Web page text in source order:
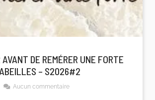
DE REMÉRER UNE FORTE
– S2026#2
Aucun commentaire